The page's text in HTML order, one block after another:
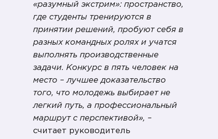
«разумный экстрим»: пространство,
где студенты тренируются в
принятии решений, пробуют себя в
разных командных ролях и учатся
выполнять производственные
задачи. Конкурс в пять человек на
место – лучшее доказательство
того, что молодежь выбирает не
легкий путь, а профессиональный
маршрут с перспективой», –
считает руководитель